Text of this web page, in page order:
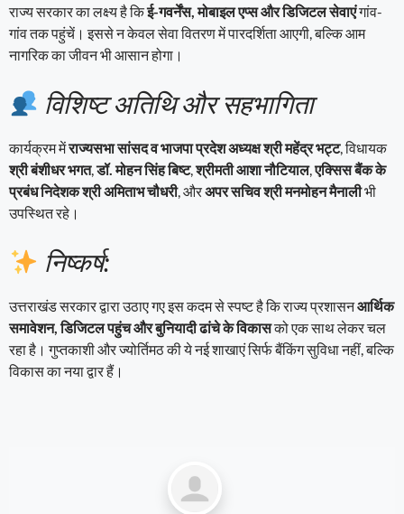
राज्य सरकार का लक्ष्य है किई-गवर्नेंस, मोबाइल एप्स और डिजिटल सेवाएंगांव-
गांव तक पहुंचें। इससे न केवल सेवा वितरण में पारदर्शिता आएगी, बल्कि आम
नागरिक का जीवन भी आसान होगा।
विशिष्ट अतिथि और सहभागिता
कार्यक्रम मेंराज्यसभा सांसद व भाजपा प्रदेश अध्यक्ष श्री महेंद्र भट्ट, विधायक
श्री बंशीधर भगत,डॉ. मोहन सिंह बिष्ट,श्रीमती आशा नौटियाल,एक्सिस बैंक के
प्रबंध निदेशक श्री अमिताभ चौधरी, औरअपर सचिव श्री मनमोहन मैनालीभी
उपस्थित रहे।
निष्कर्ष:
उत्तराखंड सरकार द्वारा उठाए गए इस कदम से स्पष्ट है कि राज्य प्रशासनआर्थिक
समावेशन, डिजिटल पहुंच और बुनियादी ढांचे के विकासको एक साथ लेकर चल
रहा है। गुप्तकाशी और ज्योर्तिमठ की ये नई शाखाएं सिर्फ बैंकिंग सुविधा नहीं, बल्कि
विकास का नया द्वार हैं।